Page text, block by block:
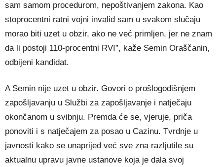
sam samom procedurom, nepoštivanjem zakona. Kao
stoprocentni ratni vojni invalid sam u svakom slučaju
morao biti uzet u obzir, ako ne već primljen, jer ne znam
da li postoji 110-procentni RVI”, kaže Semin Oraščanin,
odbijeni kandidat.
A Semin nije uzet u obzir. Govori o prošlogodišnjem
zapošljavanju u Službi za zapošljavanje i natječaju
okončanom u svibnju. Premda će se, vjeruje, priča
ponoviti i s natječajem za posao u Cazinu. Tvrdnje u
javnosti kako se unaprijed već sve zna razljutile su
aktualnu upravu javne ustanove koja je dala svoj